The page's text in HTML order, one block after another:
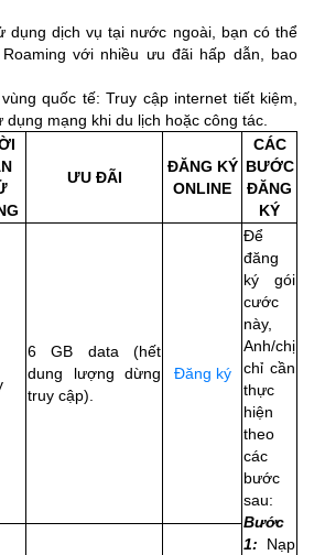
dụng dịch vụ tại nước ngoài, bạn có thể
với nhiều ưu đãi hấp dẫn, bao
quốc tế: Truy cập internet tiết kiệm,
mạng khi du lịch hoặc công tác.
ƯU ĐÃI
ĐĂNG KÝ
ONLINE
CÁC
BƯỚC
ĐĂNG
KÝ
6 GB data (hết
dung lượng dừng
truy cập).
Đăng ký
Để
đăng
ký gói
cước
này,
Anh/chị
chỉ cần
thực
hiện
theo
các
bước
sau:
Bước
1: Nạp